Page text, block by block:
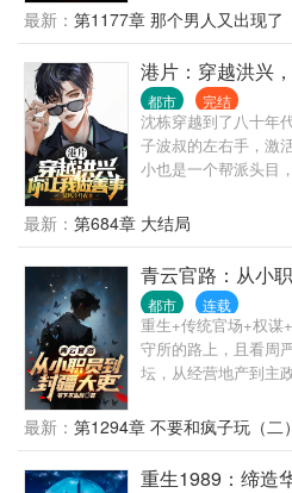
刑侦的活儿的。 上班
杀人犯。 第二天，
藏10年的惊天大案主
长：“祖宗，咱是交警
局长：“谁？谁让徐麟
查，一撸到底！” 罪
能去，江云市除外。
最新： 第1177章 那个男人又出现了
港片：穿越洪兴
都市 完结
沈栋穿越到了八十年
子波叔的左右手，激
小也是一个帮派头目
100点。” “恭喜你率
500点。” “恭喜你资
点。” ...... 在发现善
彻底爱上了做善事。
款人是洪兴的扛把子
们玩在一起的人是个
护体，我们动不了他
不留神，从一个古惑
最新： 第684章 大结局
青云官路：从小
都市 连载
重生+传统官场+权谋
守所的路上，且看周
坛，从经营地产到主
人物，有着普通人该
业的野望。商海也好
知底线的人，就是最
最新： 第1294章 不要和疯子玩（二）
重生1989：缔造